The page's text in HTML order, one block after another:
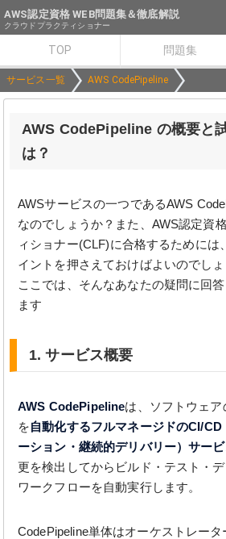
AWS認定資格 WEB問題集＆徹底解説
クラウドプラクティショナー
TOP 問題集
サービス一覧 AWS CodePipeline
AWS CodePipeline の概要と
は？
AWSサービスの一つであるAWS
なのでしょうか？また、AWS認定資
ィショナー(CLF)に合格するためには
イントを押さえておけばよいのでしょ
ここでは、そんなあなたの疑問に回
ます
1. サービス概要
AWS CodePipelineは、ソフトウェ
を自動化するフルマネージドのCI/
ーション・継続的デリバリー）サー
更を検出してからビルド・テスト・
ワークフローを自動実行します。
CodePipeline単体はオーケストレー